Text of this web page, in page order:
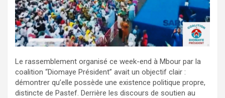
Le rassemblement organisé ce week-end à Mbour par la
coalition “Diomaye Président” avait un objectif clair :
démontrer qu’elle possède une existence politique propre,
distincte de Pastef. Derrière les discours de soutien au